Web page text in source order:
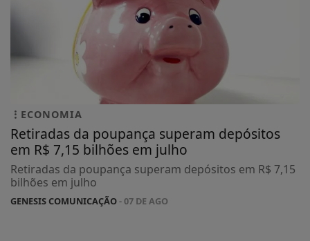
ECONOMIA
Retiradas da poupança superam depósitos
em R$ 7,15 bilhões em julho
Retiradas da poupança superam depósitos em R$ 7,15
bilhões em julho
GENESIS COMUNICAÇÃO- 07 DE AGO